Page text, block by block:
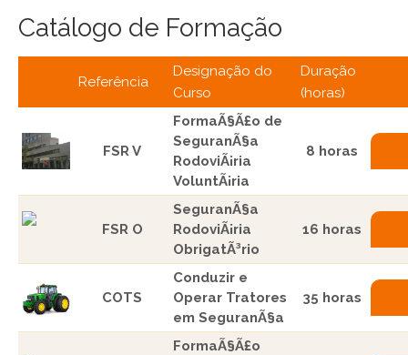
Catálogo de Formação
Referência
Designação do
Curso
Duração
(horas)
FSR V
FormaÃ§Ã£o de
SeguranÃ§a
RodoviÃ¡ria
VoluntÃ¡ria
8 horas
FSR O
SeguranÃ§a
RodoviÃ¡ria
ObrigatÃ³rio
16 horas
COTS
Conduzir e
Operar Tratores
em SeguranÃ§a
35 horas
FormaÃ§Ã£o